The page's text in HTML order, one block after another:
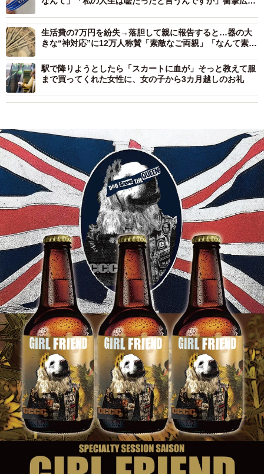
生活費の7万円を紛失→落胆して親に報告すると…器の大
きな“神対応”に12万人称賛「素敵なご両親」「なんて素晴
駅で降りようとしたら「スカートに血が」そっと教えて服
まで買ってくれた女性に、女の子から3カ月越しのお礼